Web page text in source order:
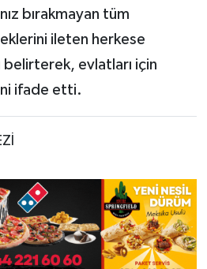
bırakmayan tüm
ileten herkese
belirterek, evlatları için
ifade etti.